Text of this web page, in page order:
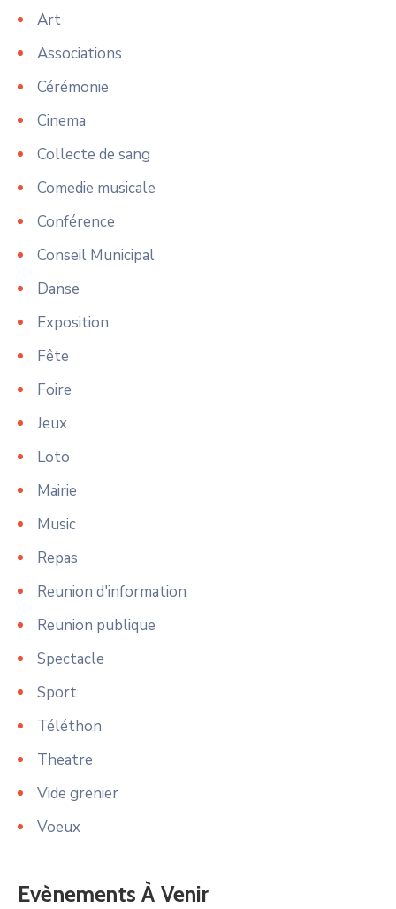
Art
Associations
Cérémonie
Cinema
Collecte de sang
Comedie musicale
Conférence
Conseil Municipal
Danse
Exposition
Fête
Foire
Jeux
Loto
Mairie
Music
Repas
Reunion d'information
Reunion publique
Spectacle
Sport
Téléthon
Theatre
Vide grenier
Voeux
Evènements À Venir